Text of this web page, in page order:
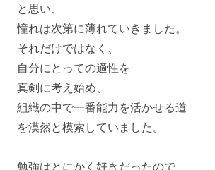
と思い、
憧れは次第に薄れていきました。
それだけではなく、
自分にとっての適性を
真剣に考え始め、
組織の中で一番能力を活かせる道
を漠然と模索していました。
勉強はとにかく好きだったので